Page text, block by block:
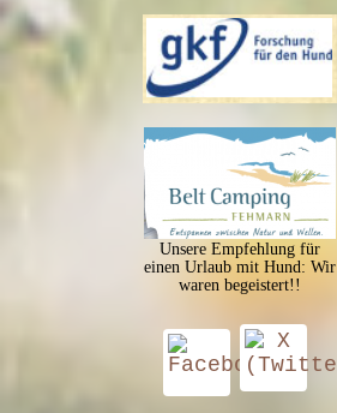
Unsere Empfehlung für
einen Urlaub mit Hund: Wir
waren begeistert!!